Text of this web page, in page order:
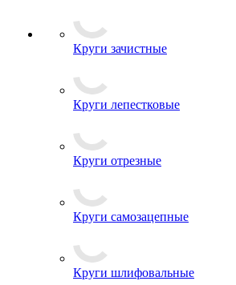
Круги зачистные
Круги лепестковые
Круги отрезные
Круги самозацепные
Круги шлифовальные